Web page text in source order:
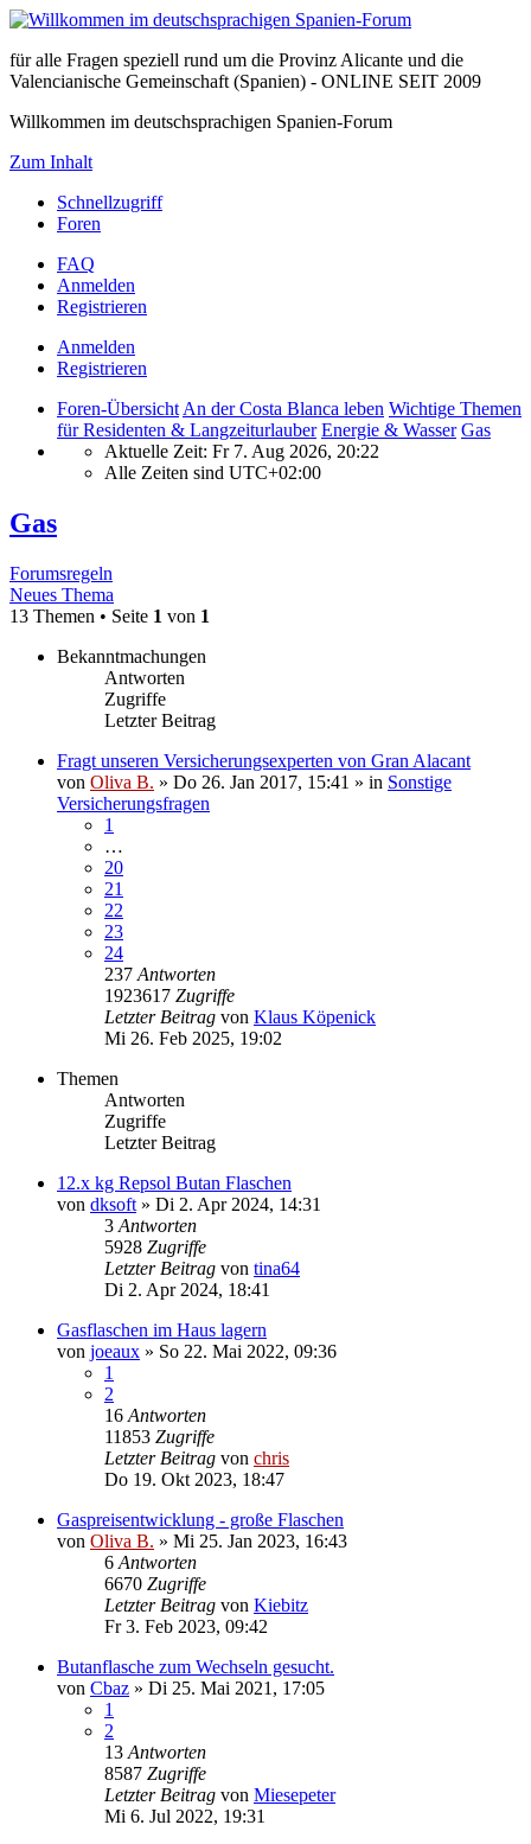
für alle Fragen speziell rund um die Provinz Alicante und die
Valencianische Gemeinschaft (Spanien) - ONLINE SEIT 2009
Willkommen im deutschsprachigen Spanien-Forum
Zum Inhalt
Schnellzugriff
Foren
FAQ
Anmelden
Registrieren
Anmelden
Registrieren
Foren-Übersicht An der Costa Blanca leben Wichtige Themen
für Residenten & Langzeiturlauber Energie & Wasser Gas
Aktuelle Zeit: Fr 7. Aug 2026, 20:22
Alle Zeiten sind UTC+02:00
Gas
Forumsregeln
Neues Thema
13 Themen • Seite 1 von 1
Bekanntmachungen
Antworten
Zugriffe
Letzter Beitrag
Fragt unseren Versicherungsexperten von Gran Alacant
von Oliva B. » Do 26. Jan 2017, 15:41 » in Sonstige
Versicherungsfragen
1
…
20
21
22
23
24
237 Antworten
1923617 Zugriffe
Letzter Beitrag von Klaus Köpenick
Mi 26. Feb 2025, 19:02
Themen
Antworten
Zugriffe
Letzter Beitrag
12.x kg Repsol Butan Flaschen
von dksoft » Di 2. Apr 2024, 14:31
3 Antworten
5928 Zugriffe
Letzter Beitrag von tina64
Di 2. Apr 2024, 18:41
Gasflaschen im Haus lagern
von joeaux » So 22. Mai 2022, 09:36
1
2
16 Antworten
11853 Zugriffe
Letzter Beitrag von chris
Do 19. Okt 2023, 18:47
Gaspreisentwicklung - große Flaschen
von Oliva B. » Mi 25. Jan 2023, 16:43
6 Antworten
6670 Zugriffe
Letzter Beitrag von Kiebitz
Fr 3. Feb 2023, 09:42
Butanflasche zum Wechseln gesucht.
von Cbaz » Di 25. Mai 2021, 17:05
1
2
13 Antworten
8587 Zugriffe
Letzter Beitrag von Miesepeter
Mi 6. Jul 2022, 19:31